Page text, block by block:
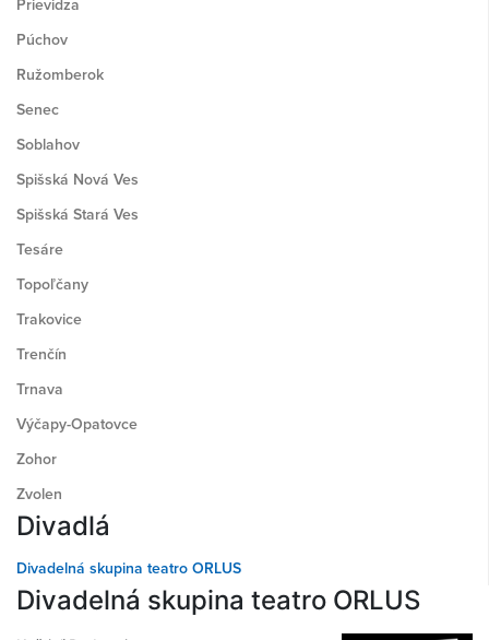
Prievidza
Púchov
Ružomberok
Senec
Soblahov
Spišská Nová Ves
Spišská Stará Ves
Tesáre
Topoľčany
Trakovice
Trenčín
Trnava
Výčapy-Opatovce
Zohor
Zvolen
Divadlá
Divadelná skupina teatro ORLUS
Divadelná skupina teatro ORLUS